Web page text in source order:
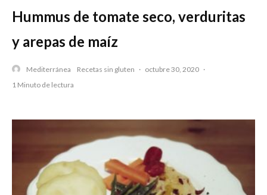
Hummus de tomate seco, verduritas
y arepas de maíz
Mediterránea Recetas sin gluten · octubre 30, 2020 ·
1 Minuto de lectura